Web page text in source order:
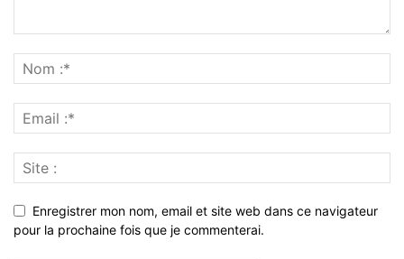
Enregistrer mon nom, email et site web dans ce navigateur
pour la prochaine fois que je commenterai.